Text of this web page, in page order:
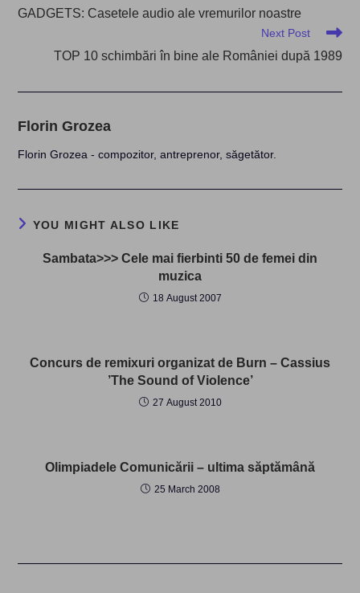
articles
GADGETS: Casetele audio ale vremurilor noastre
Next Post
TOP 10 schimbări în bine ale României după 1989
Florin Grozea
Florin Grozea - compozitor, antreprenor, săgetător.
YOU MIGHT ALSO LIKE
Sambata>>> Cele mai fierbinti 50 de femei din
muzica
18 August 2007
Concurs de remixuri organizat de Burn – Cassius
’The Sound of Violence’
27 August 2010
Olimpiadele Comunicării – ultima săptămână
25 March 2008